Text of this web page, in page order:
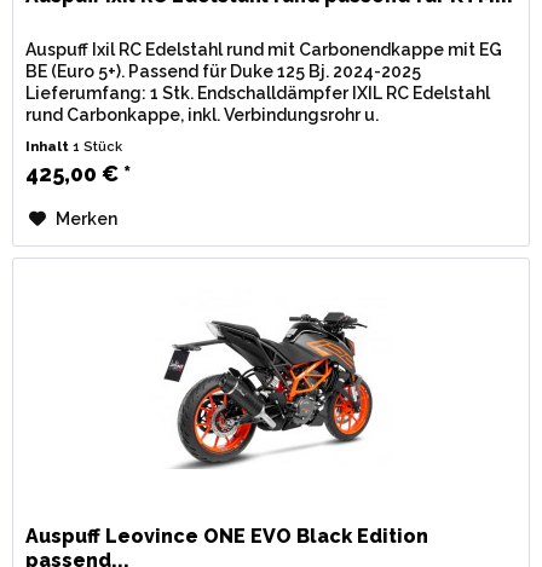
Auspuff Ixil RC Edelstahl rund mit Carbonendkappe mit EG
BE (Euro 5+). Passend für Duke 125 Bj. 2024-2025
Lieferumfang: 1 Stk. Endschalldämpfer IXIL RC Edelstahl
rund Carbonkappe, inkl. Verbindungsrohr u.
Inhalt1 Stück
425,00 € *
Merken
Auspuff Leovince ONE EVO Black Edition
passend...